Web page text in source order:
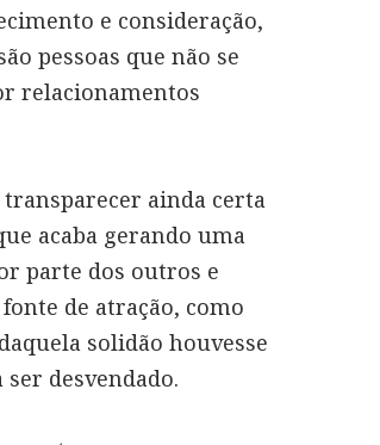
e consideração,
pessoas que não se
relacionamentos
transparecer ainda certa
acaba gerando uma
parte dos outros e
de atração, como
solidão houvesse
desvendado.